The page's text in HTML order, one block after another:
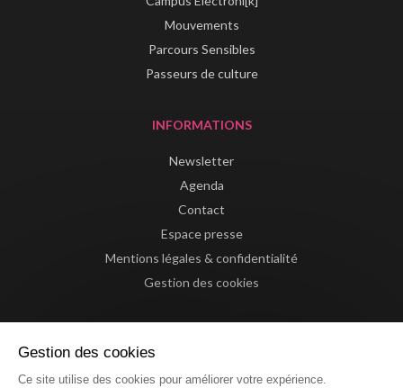
Mouvements
Parcours Sensibles
Passeurs de culture
INFORMATIONS
Newsletter
Agenda
Contact
Espace presse
Mentions légales & confidentialité
Gestion des cookies
Gestion des cookies
Ce site utilise des cookies pour améliorer votre expérience.